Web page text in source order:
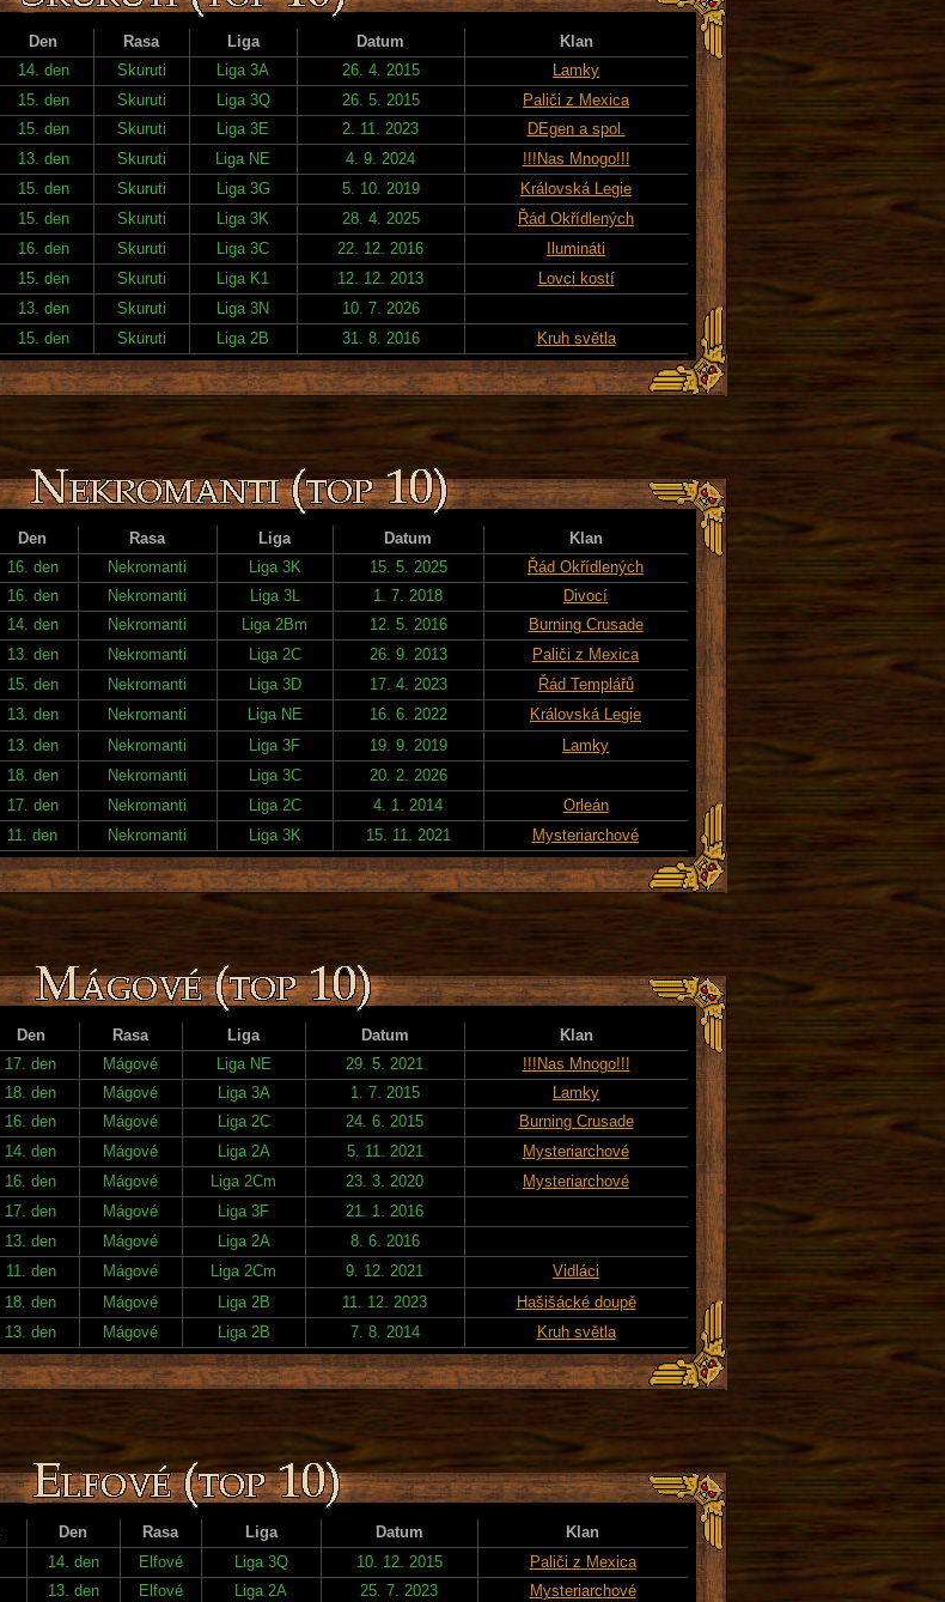
Den Rasa Liga Datum
Klan
14. den Skuruti Liga 3A 26. 4. 2015
Lamky
15. den Skuruti Liga 3Q 26. 5. 2015
Paliči z Mexica
15. den Skuruti Liga 3E 2. 11. 2023
DEgen a spol.
13. den Skuruti Liga NE 4. 9. 2024
!!!Nas Mnogo!!!
15. den Skuruti Liga 3G 5. 10. 2019
Královská Legie
15. den Skuruti Liga 3K 28. 4. 2025
Řád Okřídlených
16. den Skuruti Liga 3C 22. 12. 2016
Ilumináti
15. den Skuruti Liga K1 12. 12. 2013
Lovci kostí
13. den Skuruti Liga 3N
10. 7. 2026
15. den Skuruti Liga 2B 31. 8. 2016 Kruh světla
Den Rasa Liga Datum
Klan
16. den Nekromanti Liga 3K 15. 5. 2025
Řád Okřídlených
16. den Nekromanti Liga 3L 1. 7. 2018
Divocí
14. den Nekromanti Liga 2Bm 12. 5. 2016
Burning Crusade
13. den Nekromanti Liga 2C 26. 9. 2013
Paliči z Mexica
15. den Nekromanti Liga 3D 17. 4. 2023
Řád Templářů
13. den Nekromanti Liga NE 16. 6. 2022
Královská Legie
13. den Nekromanti Liga 3F 19. 9. 2019
Lamky
18. den Nekromanti Liga 3C
20. 2. 2026
17. den Nekromanti Liga 2C 4. 1. 2014
Orleán
11. den Nekromanti Liga 3K 15. 11. 2021 Mysteriarchové
Den Rasa Liga Datum
Klan
17. den Mágové Liga NE 29. 5. 2021
!!!Nas Mnogo!!!
18. den Mágové Liga 3A 1. 7. 2015
Lamky
16. den Mágové Liga 2C 24. 6. 2015
Burning Crusade
14. den Mágové Liga 2A 5. 11. 2021
Mysteriarchové
16. den Mágové Liga 2Cm 23. 3. 2020
Mysteriarchové
17. den Mágové Liga 3F
21. 1. 2016
13. den Mágové Liga 2A
8. 6. 2016
11. den Mágové Liga 2Cm 9. 12. 2021
Vidláci
18. den Mágové Liga 2B 11. 12. 2023
Hašišácké doupě
13. den Mágové Liga 2B 7. 8. 2014 Kruh světla
Den Rasa Liga Datum
Klan
14. den Elfové Liga 3Q 10. 12. 2015
Paliči z Mexica
13. den Elfové Liga 2A 25. 7. 2023 Mysteriarchové